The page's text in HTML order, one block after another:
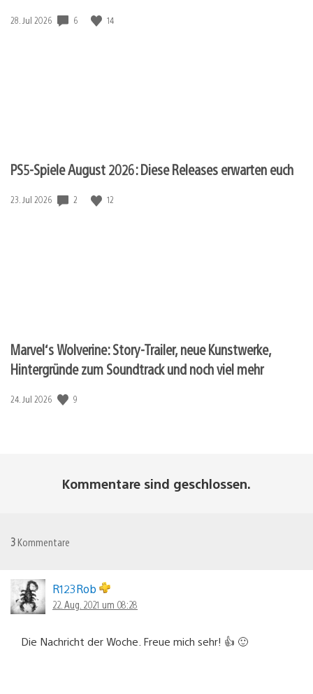
Veröffentlichungsdatum:
28. Jul 2026 6 14
PS5-Spiele August 2026: Diese Releases erwarten euch
Veröffentlichungsdatum:
23. Jul 2026 2 12
Marvel‘s Wolverine: Story-Trailer, neue Kunstwerke,
Hintergründe zum Soundtrack und noch viel mehr
Veröffentlichungsdatum:
24. Jul 2026 9
Kommentare sind geschlossen.
3 Kommentare
R123Rob
22. Aug. 2021 um 08:28
Die Nachricht der Woche. Freue mich sehr! 👍 🙂